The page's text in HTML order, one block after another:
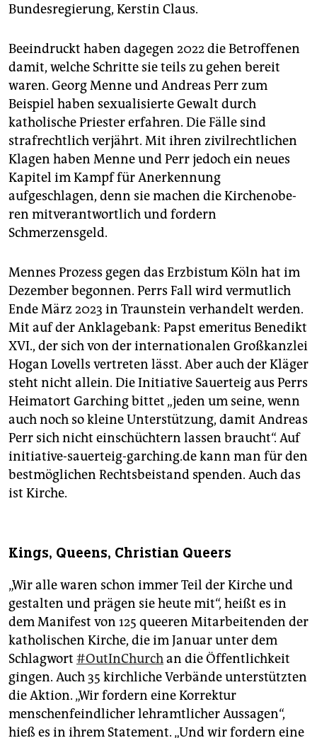
Bundesregierung, Kerstin Claus.
Beeindruckt haben dagegen 2022 die Betroffenen
damit, welche Schritte sie teils zu gehen bereit
waren. Georg Menne und Andreas Perr zum
Beispiel haben sexualisierte Gewalt durch
katholische Priester erfahren. Die Fälle sind
strafrechtlich verjährt. Mit ihren zivilrechtlichen
Klagen haben Menne und Perr jedoch ein neues
Kapitel im Kampf für Anerkennung
aufgeschlagen, denn sie machen die Kirchen­obe­
ren mitverantwortlich und fordern
Schmerzensgeld.
Mennes Prozess gegen das Erzbistum Köln hat im
Dezember begonnen. Perrs Fall wird vermutlich
Ende März 2023 in Traunstein verhandelt werden.
Mit auf der Anklagebank: Papst emeritus Benedikt
XVI., der sich von der internationalen Großkanzlei
Hogan Lovells vertreten lässt. Aber auch der Kläger
steht nicht allein. Die Initiative Sauerteig aus Perrs
Heimatort Garching bittet „jeden um seine, wenn
auch noch so kleine Unterstützung, damit Andreas
Perr sich nicht einschüchtern lassen braucht“. Auf
initiative-sauerteig-garching.de kann man für den
bestmöglichen Rechtsbeistand spenden. Auch das
ist Kirche.
Kings, Queens, Christian Queers
„Wir alle waren schon immer Teil der Kirche und
gestalten und prägen sie heute mit“, heißt es in
dem Manifest von 125 queeren Mitarbeitenden der
katholischen Kirche, die im Januar unter dem
Schlagwort #OutInChurchan die Öffentlichkeit
gingen. Auch 35 kirchliche Verbände unterstützten
die Aktion. „Wir fordern eine Korrektur
menschenfeindlicher lehramtlicher Aussagen“,
hieß es in ihrem Statement. „Und wir fordern eine